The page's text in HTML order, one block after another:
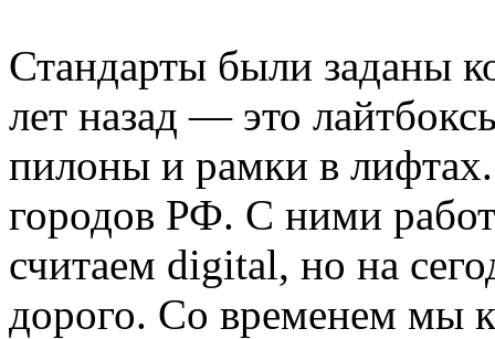
Стандарты были заданы
лет назад — это
пилоны и рамки в
городов РФ. С ними
считаем digital, но на
дорого. Со временем мы